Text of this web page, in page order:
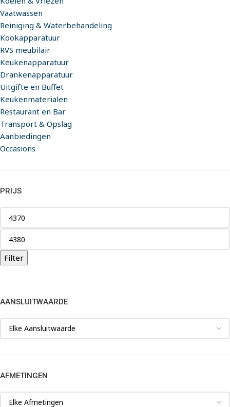
Vaatwassen
Reiniging & Waterbehandeling
Kookapparatuur
RVS meubilair
Keukenapparatuur
Drankenapparatuur
Uitgifte en Buffet
Keukenmaterialen
Restaurant en Bar
Transport & Opslag
Aanbiedingen
Occasions
PRIJS
Filter
AANSLUITWAARDE
AFMETINGEN